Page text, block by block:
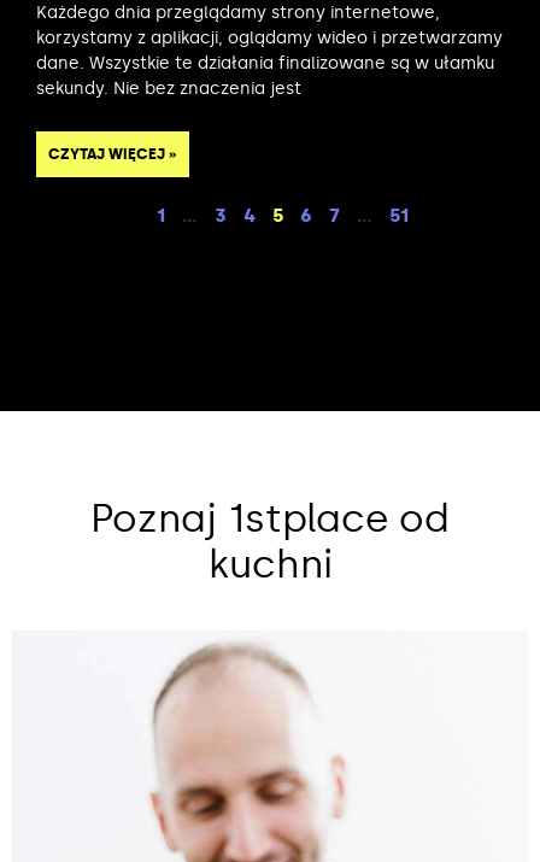
Każdego dnia przeglądamy strony internetowe,
korzystamy z aplikacji, oglądamy wideo i przetwarzamy
dane. Wszystkie te działania finalizowane są w ułamku
sekundy. Nie bez znaczenia jest
CZYTAJ WIĘCEJ »
1 … 3 4 5 6 7 … 51
Poznaj 1stplace od
kuchni